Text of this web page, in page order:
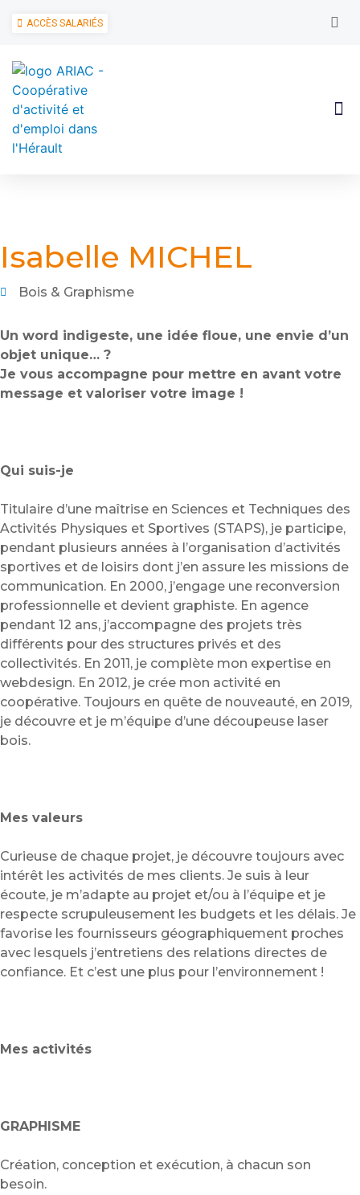
ACCÈS SALARIÉS
Isabelle MICHEL
Bois & Graphisme
Un word indigeste, une idée floue, une envie d’un
objet unique… ?
Je vous accompagne pour mettre en avant votre
message et valoriser votre image !
Qui suis-je
Titulaire d’une maîtrise en Sciences et Techniques des
Activités Physiques et Sportives (STAPS), je participe,
pendant plusieurs années à l’organisation d’activités
sportives et de loisirs dont j’en assure les missions de
communication. En 2000, j’engage une reconversion
professionnelle et devient graphiste. En agence
pendant 12 ans, j’accompagne des projets très
différents pour des structures privés et des
collectivités. En 2011, je complète mon expertise en
webdesign. En 2012, je crée mon activité en
coopérative. Toujours en quête de nouveauté, en 2019,
je découvre et je m’équipe d’une découpeuse laser
bois.
Mes valeurs
Curieuse de chaque projet, je découvre toujours avec
intérêt les activités de mes clients. Je suis à leur
écoute, je m’adapte au projet et/ou à l’équipe et je
respecte scrupuleusement les budgets et les délais. Je
favorise les fournisseurs géographiquement proches
avec lesquels j’entretiens des relations directes de
confiance. Et c’est une plus pour l’environnement !
Mes activités
GRAPHISME
Création, conception et exécution, à chacun son
besoin.